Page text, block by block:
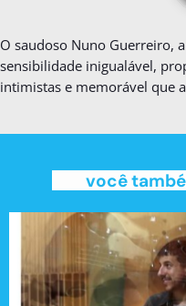
O saudoso Nuno Guerreiro,
sensibilidade inigualável,
intimistas e memorável que
você